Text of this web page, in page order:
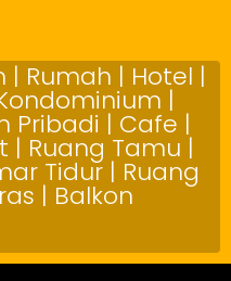
Rumah | Hotel |
|
Pribadi | Cafe |
| Ruang Tamu |
Tidur | Ruang
| Balkon